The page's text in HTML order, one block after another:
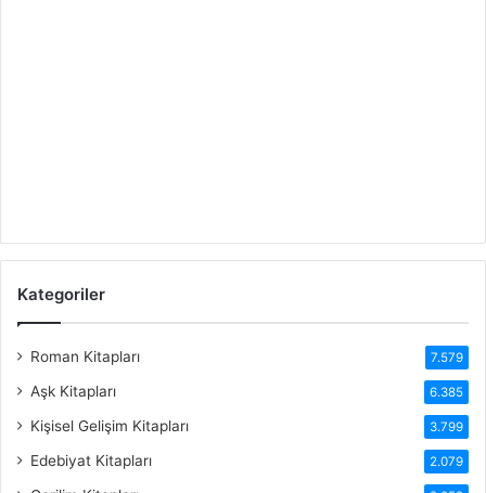
Kategoriler
Roman Kitapları 7.579
Aşk Kitapları 6.385
Kişisel Gelişim Kitapları 3.799
Edebiyat Kitapları 2.079